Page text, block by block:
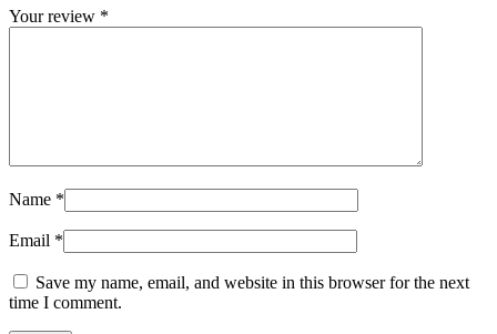
Your review *
Name *
Email *
Save my name, email, and website in this browser for the next
time I comment.